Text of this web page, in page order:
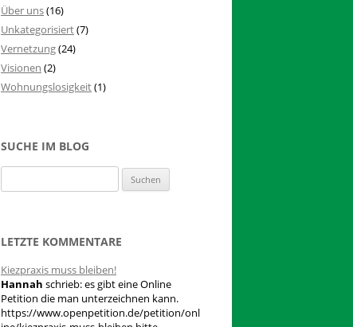
Über uns(16)
Unkategorisiert(7)
Vernetzung(24)
Visionen (2)
Wohnungslosigkeit(1)
SUCHE IM BLOG
u
n
n
a
LETZTE KOMMENTARE
Kiezpraxis muss bleiben!
Hannah schrieb:es gibt eine Online
Petition die man unterzeichnen kann.
https://www.openpetition.de/petition/onl